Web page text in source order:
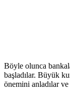
Böyle olunca
başladılar. Büyük
önemini anladılar